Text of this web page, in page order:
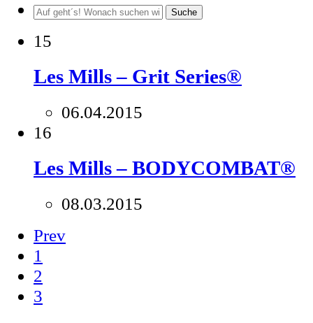
Suche
15
Les Mills – Grit Series®
06.04.2015
16
Les Mills – BODYCOMBAT®
08.03.2015
Prev
1
2
3